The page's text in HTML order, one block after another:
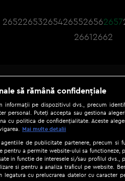
265226532654265526562657
26612662
Be
preferințele|Termeni și
să rămână confidențiale
informații pe dispozitivul dvs., precum
personal. Puteți accepta sau gestiona
cu politica de confidențialitate. Aceste
Mai multe detalii
de publicitate partenere, precum si
a permite website-ului sa functioneze,
in functie de interesele si/sau profilul dvs.,
si pentru a analiza traficul pe website.
legatura cu prelucrarea datelor cu caracter